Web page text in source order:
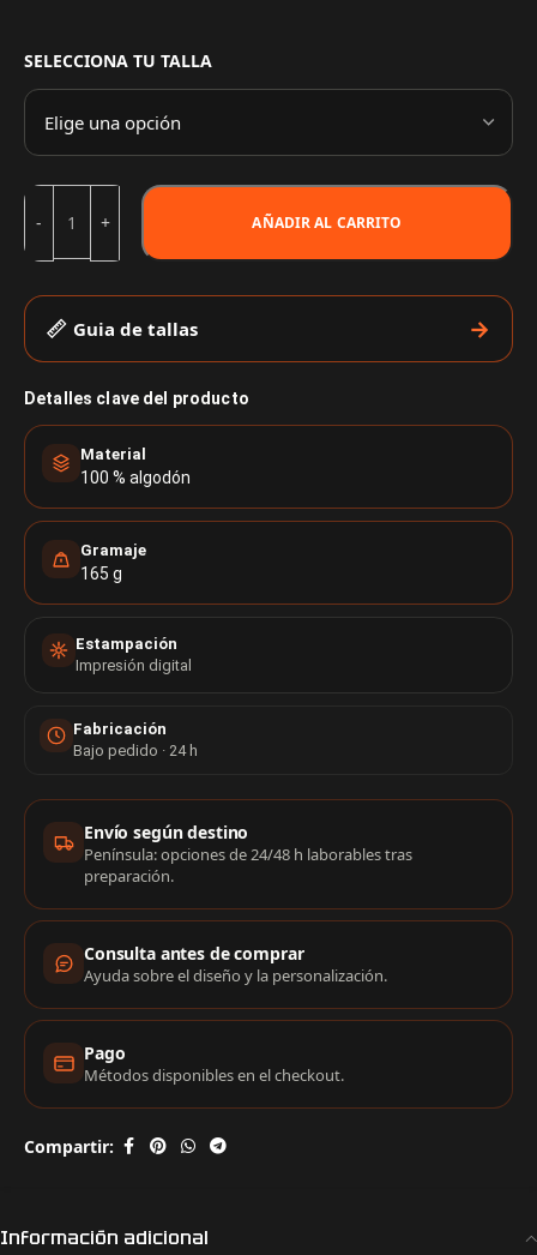
SELECCIONA TU TALLA
AÑADIR AL CARRITO
Guia de tallas
Detalles clave del producto
Material
100 % algodón
Gramaje
165 g
Estampación
Impresión digital
Fabricación
Bajo pedido · 24 h
Información de compra
Envío según destino
Península: opciones de 24/48 h laborables tras
preparación.
Consulta antes de comprar
Ayuda sobre el diseño y la personalización.
Pago
Métodos disponibles en el checkout.
Compartir:
Información adicional